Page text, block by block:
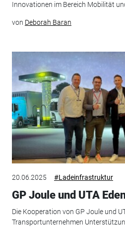
Innovationen im Bereich Mobilität
von Deborah Baran
20.06.2025 #Ladeinfrastruktur
GP Joule und UTA
Die Kooperation von GP Joule und
Transportunternehmen